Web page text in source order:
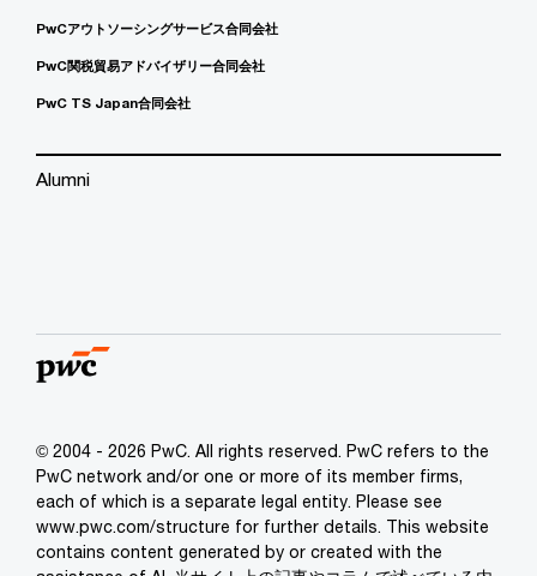
PwCアウトソーシングサービス合同会社
PwC関税貿易アドバイザリー合同会社
PwC TS Japan合同会社
Alumni
© 2004 - 2026 PwC. All rights reserved. PwC refers to the
PwC network and/or one or more of its member firms,
each of which is a separate legal entity. Please see
www.pwc.com/structure for further details. This website
contains content generated by or created with the